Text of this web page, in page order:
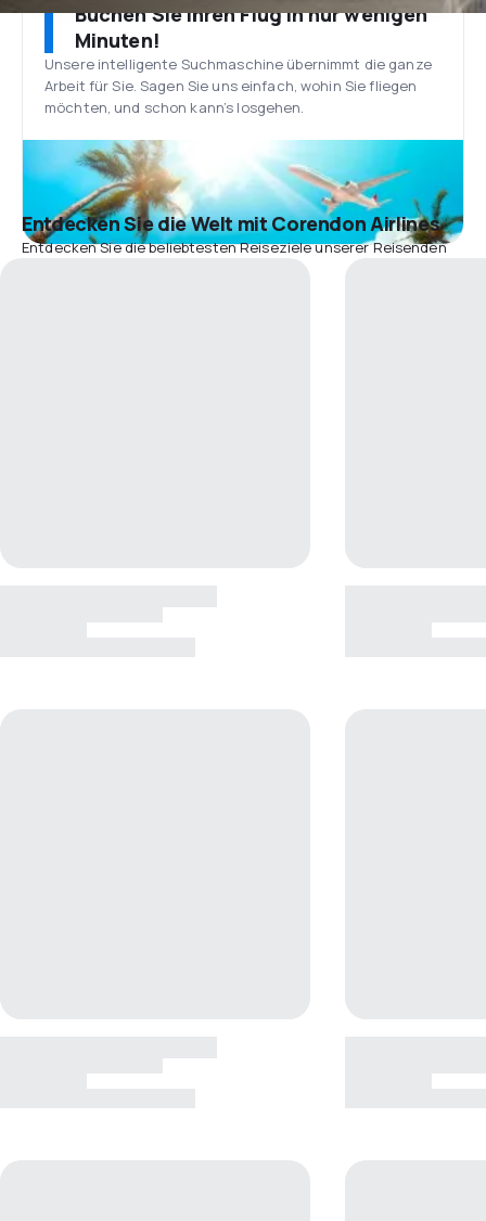
Buchen Sie Ihren Flug in nur wenigen
Minuten!
Unsere intelligente Suchmaschine übernimmt die ganze
Arbeit für Sie. Sagen Sie uns einfach, wohin Sie fliegen
möchten, und schon kann’s losgehen.
Entdecken Sie die Welt mit Corendon Airlines
Entdecken Sie die beliebtesten Reiseziele unserer Reisenden